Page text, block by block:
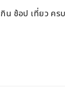
กิน ช้อป เที่ยว คร